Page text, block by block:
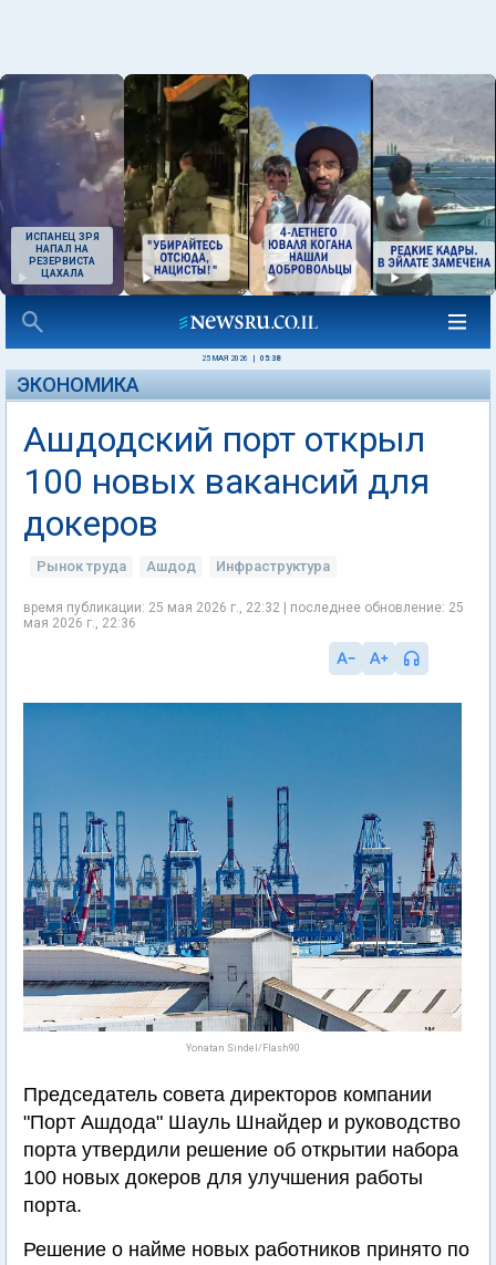
ИСПАНЕЦ ЗРЯ
НАПАЛ НА
РЕЗЕРВИСТА
ЦАХАЛА
25 МАЯ 2026 05:38
ЭКОНОМИКА
Ашдодский порт открыл
100 новых вакансий для
докеров
Рынок труда Ашдод Инфраструктура
время публикации: 25 мая 2026 г., 22:32 | последнее обновление: 25
мая 2026 г., 22:36
Yonatan Sindel/Flash90
Председатель совета директоров компании
"Порт Ашдода" Шауль Шнайдер и руководство
порта утвердили решение об открытии набора
100 новых докеров для улучшения работы
порта.
Решение о найме новых работников принято по